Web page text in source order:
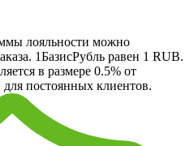
лояльности можно
1БазисРубль равен 1 RUB.
в размере 0.5% от
постоянных клиентов.